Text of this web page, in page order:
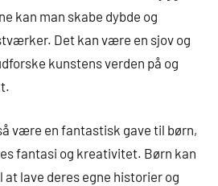
kan man skabe dybde og
Det kan være en sjov og
kunstens verden på og
være en fantastisk gave til børn,
fantasi og kreativitet. Børn kan
lave deres egne historier og